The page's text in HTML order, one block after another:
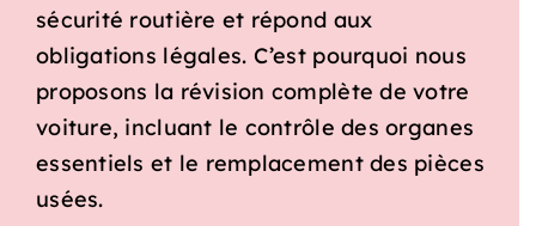
sécurité routière et répond aux
obligations légales. C’est pourquoi nous
proposons la révision complète de votre
voiture, incluant le contrôle des organes
essentiels et le remplacement des pièces
usées.